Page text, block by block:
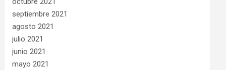
septiembre 2021
agosto 2021
julio 2021
junio 2021
mayo 2021